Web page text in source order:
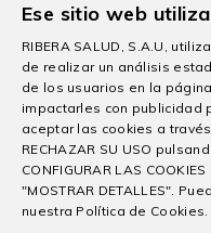
facilitar la mejor
29/07/2026
El grupo sanitario
pacientes desde su
Seguir leyendo
Ese sitio web
RIBERA SALUD, S.A.U,
de realizar un análisis
de los usuarios en la
impactarles con publicidad
aceptar las cookies a
RECHAZAR SU USO
CONFIGURAR LAS
"MOSTRAR DETALLES".
nuestra Política de Cookies.